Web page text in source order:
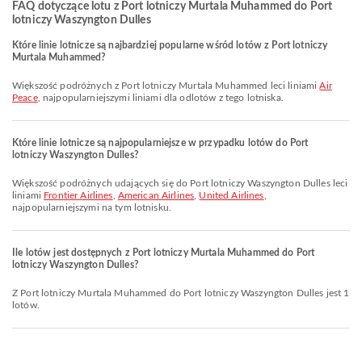
FAQ dotyczące lotu z Port lotniczy Murtala Muhammed do Port
lotniczy Waszyngton Dulles
Które linie lotnicze są najbardziej popularne wśród lotów z Port lotniczy
Murtala Muhammed?
Większość podróżnych z Port lotniczy Murtala Muhammed leci liniamiAir
Peace, najpopularniejszymi liniami dla odlotów z tego lotniska.
Które linie lotnicze są najpopularniejsze w przypadku lotów do Port
lotniczy Waszyngton Dulles?
Większość podróżnych udających się do Port lotniczy Waszyngton Dulles leci
liniami Frontier Airlines American Airlines United Airlines
najpopularniejszymi na tym lotnisku.
Ile lotów jest dostępnych z Port lotniczy Murtala Muhammed do Port
lotniczy Waszyngton Dulles?
Z Port lotniczy Murtala Muhammed do Port lotniczy Waszyngton Dulles jest 1
lotów.